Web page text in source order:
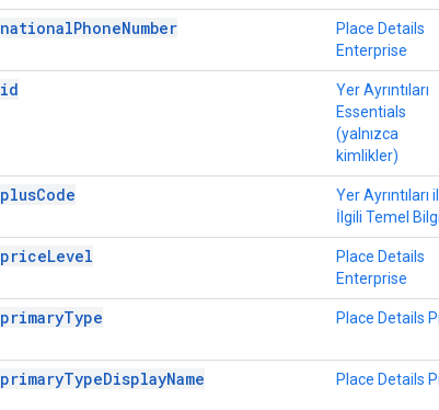
nationalPhoneNumber
Place Details
Enterprise
id
Yer Ayrıntıları
Essentials
(yalnızca
kimlikler)
plusCode
Yer Ayrıntıları
İlgili Temel
priceLevel
Place Details
Enterprise
primaryType Place Details
primaryTypeDisplayName Place Details